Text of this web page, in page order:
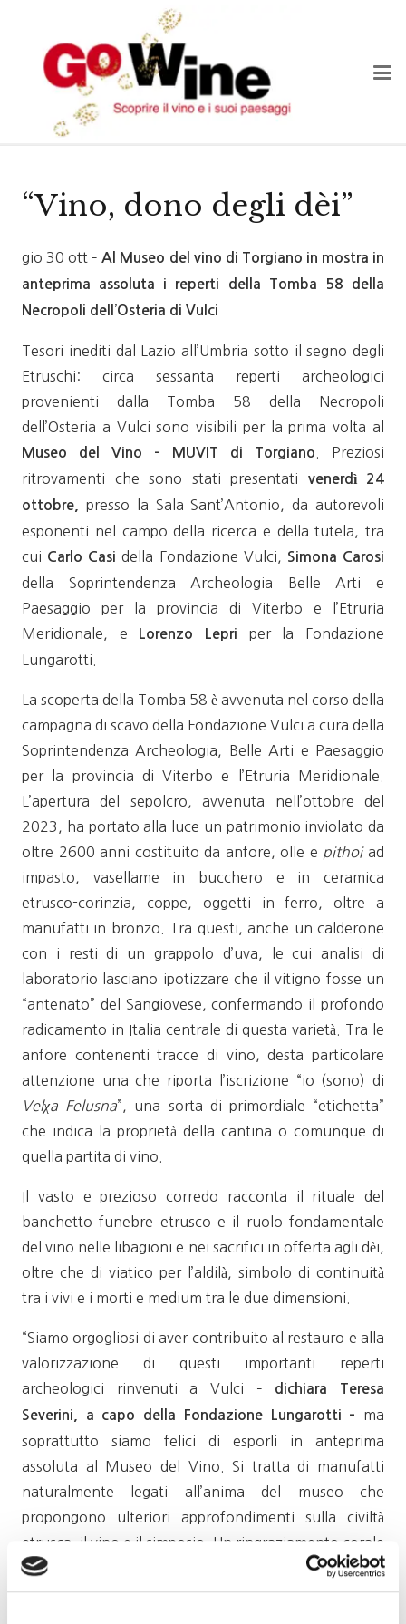
“Vino, dono degli dèi”
gio 30 ott – Al Museo del vino di Torgiano in mostra in
anteprima assoluta i reperti della Tomba 58 della
Necropoli dell’Osteria di Vulci
Tesori inediti dal Lazio all’Umbria sotto il segno degli
Etruschi: circa sessanta reperti archeologici
provenienti dalla Tomba 58 della Necropoli
dell’Osteria a Vulci sono visibili per la prima volta al
Museo del Vino – MUVIT di Torgiano . Preziosi
ritrovamenti che sono stati presentati venerdì 24
ottobre, presso la Sala Sant’Antonio, da autorevoli
esponenti nel campo della ricerca e della tutela, tra
cui Carlo Casi della Fondazione Vulci, Simona Carosi
della Soprintendenza Archeologia Belle Arti e
Paesaggio per la provincia di Viterbo e l’Etruria
Meridionale, e
Lorenzo Lepri per la Fondazione
Lungarotti.
La scoperta della Tomba 58 è avvenuta nel corso della
campagna di scavo della Fondazione Vulci a cura della
Soprintendenza Archeologia, Belle Arti e Paesaggio
per la provincia di Viterbo e l’Etruria Meridionale.
L’apertura del sepolcro, avvenuta nell’ottobre del
2023, ha portato alla luce un patrimonio inviolato da
oltre 2600 anni costituito da anfore, olle e pithoiad
impasto, vasellame in bucchero e in ceramica
etrusco-corinzia, coppe, oggetti in ferro, oltre a
manufatti in bronzo. Tra questi, anche un calderone
con i resti di un grappolo d’uva, le cui analisi di
laboratorio lasciano ipotizzare che il vitigno fosse un
“antenato” del Sangiovese, confermando il profondo
radicamento in Italia centrale di questa varietà. Tra le
anfore contenenti tracce di vino, desta particolare
attenzione una che riporta l’iscrizione “io (sono) di
Velχa Felusna”, una sorta di primordiale “etichetta”
che indica la proprietà della cantina o comunque di
quella partita di vino.
Il vasto e prezioso corredo racconta il rituale del
banchetto funebre etrusco e il ruolo fondamentale
del vino nelle libagioni e nei sacrifici in offerta agli dèi,
oltre che di viatico per l’aldilà, simbolo di continuità
tra i vivi e i morti e medium tra le due dimensioni.
“Siamo orgogliosi di aver contribuito al restauro e alla
valorizzazione di questi importanti reperti
archeologici rinvenuti a Vulci – dichiara Teresa
Severini, a capo della Fondazione Lungarotti –
ma
soprattutto siamo felici di esporli in anteprima
assoluta al Museo del Vino. Si tratta di manufatti
naturalmente legati all’anima del museo che
propongono ulteriori approfondimenti sulla civiltà
etrusca, il vino e il simposio. Un ringraziamento corale
a chi ha permesso la realizzazione di questo rilevante
progetto”.